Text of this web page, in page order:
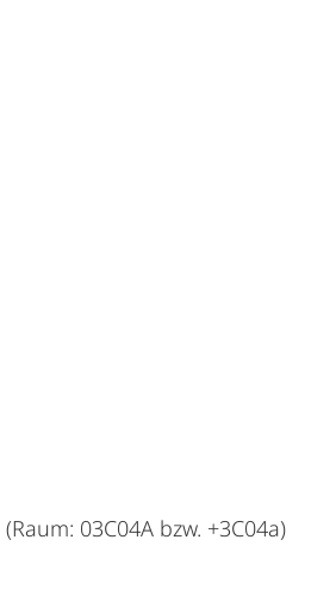
(Raum: 03C04A bzw. +3C04a)